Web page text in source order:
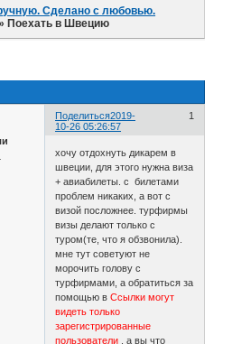
Сделано с любовью.
Поехать в Швецию
Поделиться 1
2019-
10-26 05:26:57
хочу отдохнуть дикарем в
швеции, для этого нужна виза
+ авиабилеты. с билетами
проблем никаких, а вот с
визой посложнее. турфирмы
визы делают только с
туром(те, что я обзвонила).
мне тут советуют не
морочить голову с
турфирмами, а обратиться за
помощью вСсылки могут
видеть только
зарегистрированные
пользователи . а вы что